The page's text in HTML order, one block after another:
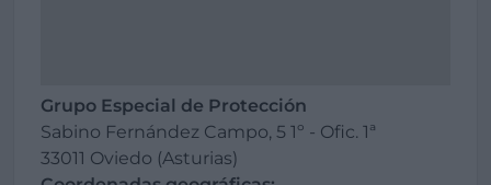
Grupo Especial de Protección
Sabino Fernández Campo, 5 1º - Ofic. 1ª
33011 Oviedo (Asturias)